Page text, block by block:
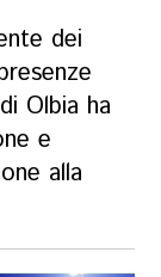
dei
Olbia ha
e
alla